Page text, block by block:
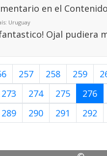
en el Contenido
Uruguay
Ojal pudiera
257 258 259
273 274 275 276
289 290 291 292